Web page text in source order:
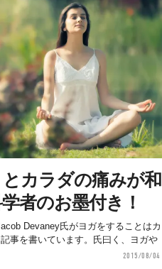
とカラダの痛みが和
者のお墨付き！
Devaney氏がヨガをすることはカ
事を書いています。氏曰く、ヨガや
2015/08/04